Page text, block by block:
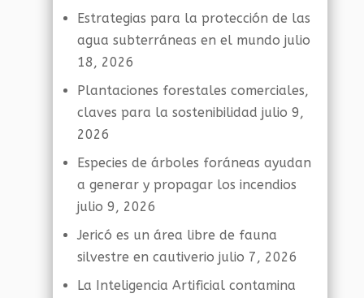
Estrategias para la protección de las
agua subterráneas en el mundo julio
18, 2026
Plantaciones forestales comerciales,
claves para la sostenibilidad julio 9,
2026
Especies de árboles foráneas ayudan
a generar y propagar los incendios
julio 9, 2026
Jericó es un área libre de fauna
silvestre en cautiverio julio 7, 2026
La Inteligencia Artificial contamina